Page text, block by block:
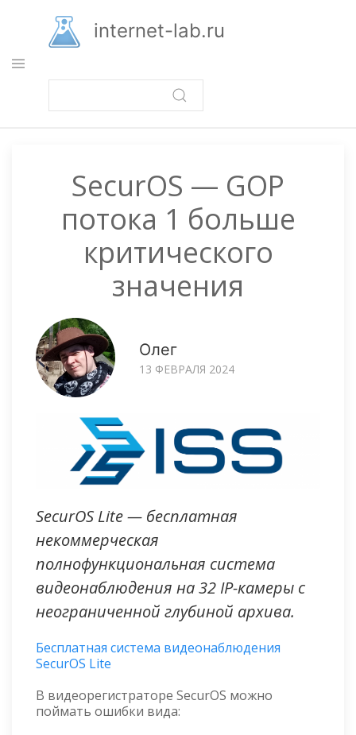
основному
содержанию
internet-lab.ru
SecurOS — GOP
потока 1 больше
критического
значения
Олег
13 ФЕВРАЛЯ 2024
SecurOS Lite — бесплатная
некоммерческая
полнофункциональная система
видеонаблюдения на 32 IP-камеры с
неограниченной глубиной архива.
Бесплатная система видеонаблюдения
SecurOS Lite
В видеорегистраторе SecurOS можно
поймать ошибки вида: